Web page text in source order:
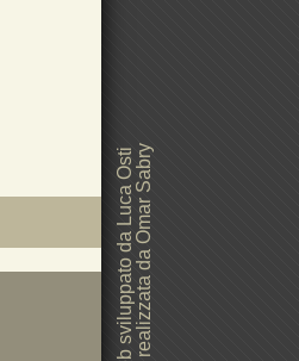
Sito web sviluppato da Luca OstiGrafica realizzata da Omar Sabry